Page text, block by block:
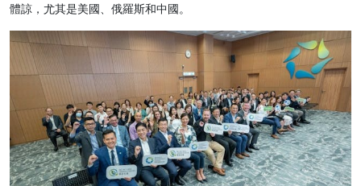
體諒，尤其是美國、俄羅斯和中國。